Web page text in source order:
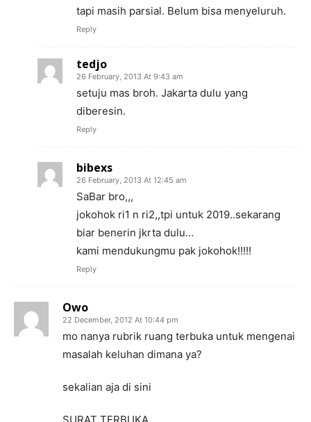
tapi masih parsial. Belum bisa menyeluruh.
Reply
tedjo
26 February, 2013 At 9:43 am
setuju mas broh. Jakarta dulu yang
diberesin.
Reply
bibexs
26 February, 2013 At 12:45 am
SaBar bro,,,
jokohok ri1 n ri2,,tpi untuk 2019..sekarang
biar benerin jkrta dulu…
kami mendukungmu pak jokohok!!!!!
Reply
Owo
22 December, 2012 At 10:44 pm
mo nanya rubrik ruang terbuka untuk mengenai
masalah keluhan dimana ya?
sekalian aja di sini